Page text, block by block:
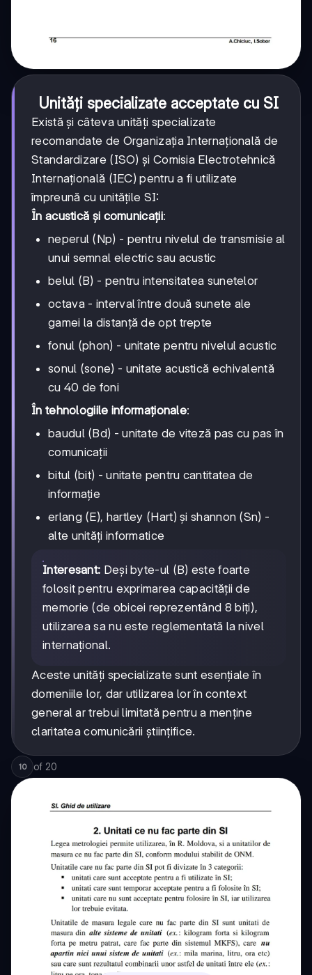
Unități specializate acceptate cu SI
Există și câteva unități specializate
recomandate de Organizația Internațională de
Standardizare (ISO) și Comisia Electrotehnică
Internațională (IEC) pentru a fi utilizate
împreună cu unitățile SI:
În acustică și comunicații:
neperul (Np) - pentru nivelul de transmisie al
unui semnal electric sau acustic
belul (B) - pentru intensitatea sunetelor
octava - interval între două sunete ale
gamei la distanță de opt trepte
fonul (phon) - unitate pentru nivelul acustic
sonul (sone) - unitate acustică echivalentă
cu 40 de foni
În tehnologiile informaționale:
baudul (Bd) - unitate de viteză pas cu pas în
comunicații
bitul (bit) - unitate pentru cantitatea de
informație
erlang (E), hartley (Hart) și shannon (Sn) -
alte unități informatice
Interesant: Deși byte-ul (B) este foarte
folosit pentru exprimarea capacității de
memorie (de obicei reprezentând 8 biți),
utilizarea sa nu este reglementată la nivel
internațional.
Aceste unități specializate sunt esențiale în
domeniile lor, dar utilizarea lor în context
general ar trebui limitată pentru a menține
claritatea comunicării științifice.
10 of 20